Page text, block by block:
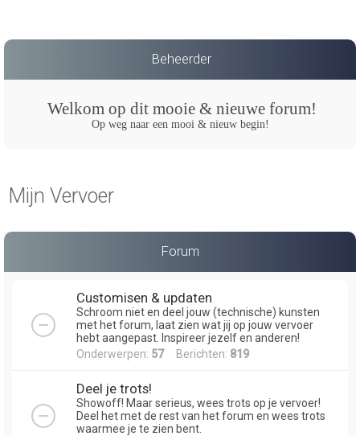
Beheerder
Welkom op dit mooie & nieuwe forum!
Op weg naar een mooi & nieuw begin!
Mijn Vervoer
Forum
Customisen & updaten
Schroom niet en deel jouw (technische) kunsten
met het forum, laat zien wat jij op jouw vervoer
hebt aangepast. Inspireer jezelf en anderen!
Onderwerpen: 57Berichten: 819
Deel je trots!
Showoff! Maar serieus, wees trots op je vervoer!
Deel het met de rest van het forum en wees trots
waarmee je te zien bent.